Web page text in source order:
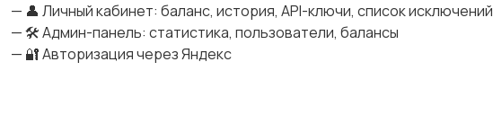
— 👤 Личный кабинет: баланс, история, АРI-ключи, список исключений
— 🛠 Админ-панель: статистика, пользователи, балансы
— 🔐 Авторизация через Яндекс